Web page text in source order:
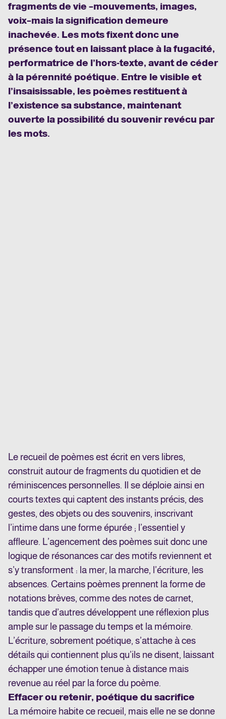
fragments de vie –mouvements, images,
voix–mais la signification demeure
inachevée. Les mots fixent donc une
présence tout en laissant place à la fugacité,
performatrice de l’hors-texte, avant de céder
à la pérennité poétique. Entre le visible et
l’insaisissable, les poèmes restituent à
l’existence sa substance, maintenant
ouverte la possibilité du souvenir revécu par
les mots.
Le recueil de poèmes est écrit en vers libres,
construit autour de fragments du quotidien et de
réminiscences personnelles. Il se déploie ainsi en
courts textes qui captent des instants précis, des
gestes, des objets ou des souvenirs, inscrivant
l’intime dans une forme épurée ; l’essentiel y
affleure. L’agencement des poèmes suit donc une
logique de résonances car des motifs reviennent et
s’y transforment : la mer, la marche, l’écriture, les
absences. Certains poèmes prennent la forme de
notations brèves, comme des notes de carnet,
tandis que d’autres développent une réflexion plus
ample sur le passage du temps et la mémoire.
L’écriture, sobrement poétique, s’attache à ces
détails qui contiennent plus qu’ils ne disent, laissant
échapper une émotion tenue à distance mais
revenue au réel par la force du poème.
Effacer ou retenir, poétique du sacrifice
La mémoire habite ce recueil, mais elle ne se donne